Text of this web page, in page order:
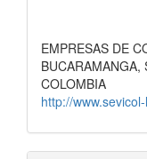
EMPRESAS DE
BUCARAMANGA,
COLOMBIA
http://